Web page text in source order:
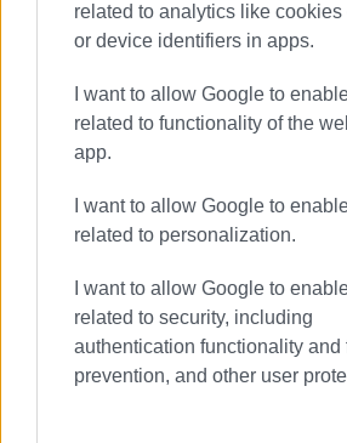
related to analytics like cookies
or device identifiers in apps.
I want to allow Google to
related to functionality of the
app.
I want to allow Google to
related to personalization.
I want to allow Google to
related to security, including
authentication functionality and
prevention, and other user
ΒΑΣΙΛΗΣ ΠΑΝΤΑΖΟΠΟΥΛΟΣ
Ο Βασίλης Πανταζόπουλος είναι
τμήματος Μεσογειακών Σπουδών
Πανεπιστημίου Αιγαίου (Ρόδος),
στις Διεθνείς Σχέσεις. Επιπλέον,
Μεταπτυχιακού Τίτλου από το
Readingστις Στρατηγικές